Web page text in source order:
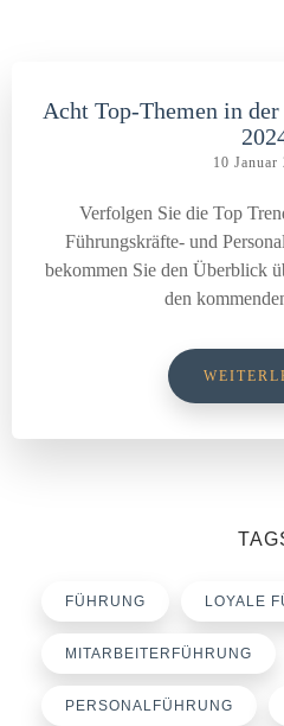
Acht Top-Themen in
10 Januar
Verfolgen Sie die Top
Führungskräfte- und
bekommen Sie den Überblick
den
FÜHRUNG LOYALE
MITARBEITERFÜHRUNG
PERSONALFÜHRUNG